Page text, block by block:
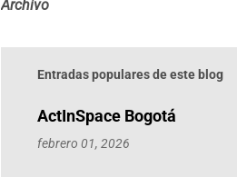
Archivo
Entradas populares de este blog
ActInSpace Bogotá
febrero 01, 2026